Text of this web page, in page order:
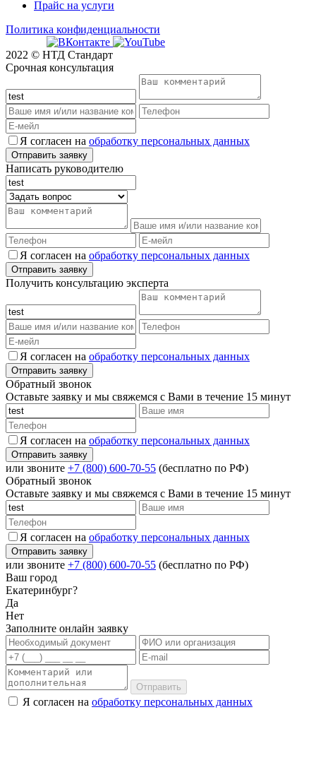
Прайс на услуги
Политика конфиденциальности
2022 © НТД Стандарт
Срочная консультация
Я согласен на обработку персональных данных
Написать руководителю
Я согласен на обработку персональных данных
Получить консультацию эксперта
Я согласен на обработку персональных данных
Обратный звонок
Оставьте заявку и мы свяжемся с Вами в течение 15 минут
Я согласен на обработку персональных данных
или звоните +7 (800) 600-70-55 (бесплатно по РФ)
Обратный звонок
Оставьте заявку и мы свяжемся с Вами в течение 15 минут
Я согласен на обработку персональных данных
или звоните +7 (800) 600-70-55 (бесплатно по РФ)
Ваш город
Екатеринбург?
Да
Нет
Заполните онлайн заявку
Отправить
Я согласен на обработку персональных данных